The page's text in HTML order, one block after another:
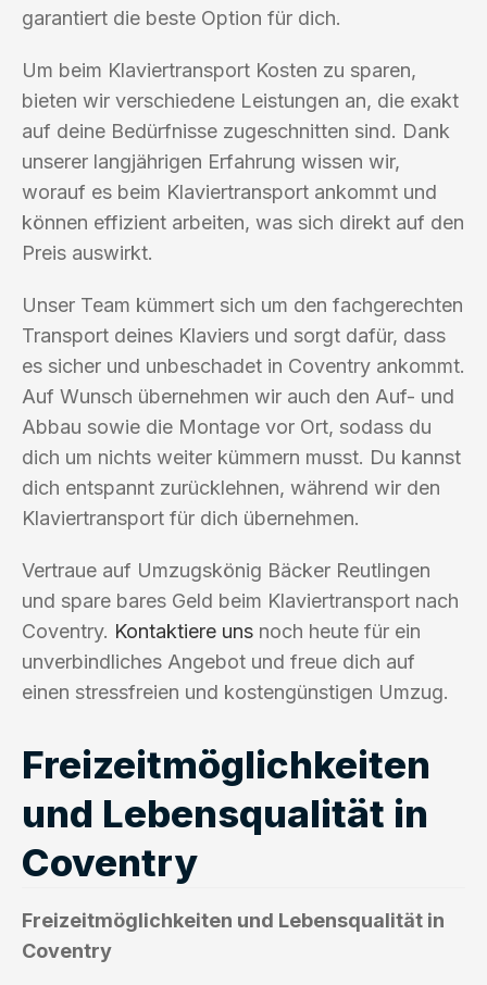
garantiert die beste Option für dich.
Um beim Klaviertransport Kosten zu sparen,
bieten wir verschiedene Leistungen an, die exakt
auf deine Bedürfnisse zugeschnitten sind. Dank
unserer langjährigen Erfahrung wissen wir,
worauf es beim Klaviertransport ankommt und
können effizient arbeiten, was sich direkt auf den
Preis auswirkt.
Unser Team kümmert sich um den fachgerechten
Transport deines Klaviers und sorgt dafür, dass
es sicher und unbeschadet in Coventry ankommt.
Auf Wunsch übernehmen wir auch den Auf- und
Abbau sowie die Montage vor Ort, sodass du
dich um nichts weiter kümmern musst. Du kannst
dich entspannt zurücklehnen, während wir den
Klaviertransport für dich übernehmen.
Vertraue auf Umzugskönig Bäcker Reutlingen
und spare bares Geld beim Klaviertransport nach
Coventry. Kontaktiere uns noch heute für ein
unverbindliches Angebot und freue dich auf
einen stressfreien und kostengünstigen Umzug.
Freizeitmöglichkeiten
und Lebensqualität in
Coventry
Freizeitmöglichkeiten und Lebensqualität in
Coventry